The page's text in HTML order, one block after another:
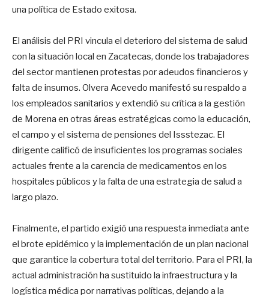
una política de Estado exitosa.
El análisis del PRI vincula el deterioro del sistema de salud
con la situación local en Zacatecas, donde los trabajadores
del sector mantienen protestas por adeudos financieros y
falta de insumos. Olvera Acevedo manifestó su respaldo a
los empleados sanitarios y extendió su crítica a la gestión
de Morena en otras áreas estratégicas como la educación,
el campo y el sistema de pensiones del Issstezac. El
dirigente calificó de insuficientes los programas sociales
actuales frente a la carencia de medicamentos en los
hospitales públicos y la falta de una estrategia de salud a
largo plazo.
Finalmente, el partido exigió una respuesta inmediata ante
el brote epidémico y la implementación de un plan nacional
que garantice la cobertura total del territorio. Para el PRI, la
actual administración ha sustituido la infraestructura y la
logística médica por narrativas políticas, dejando a la